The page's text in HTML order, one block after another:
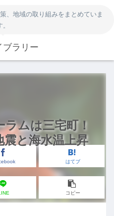
、地域の取り組みをまとめていま
。
ブラリー
ムは三宅町！
震と海水温上昇
はてブ
コピー